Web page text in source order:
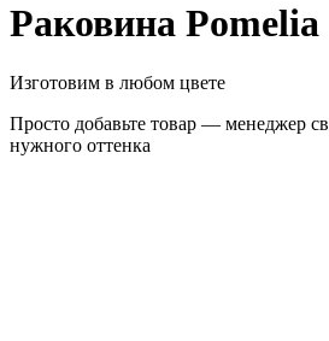
Раковина Pomelia
Изготовим в любом цвете
Просто добавьте товар — менеджер
нужного оттенка